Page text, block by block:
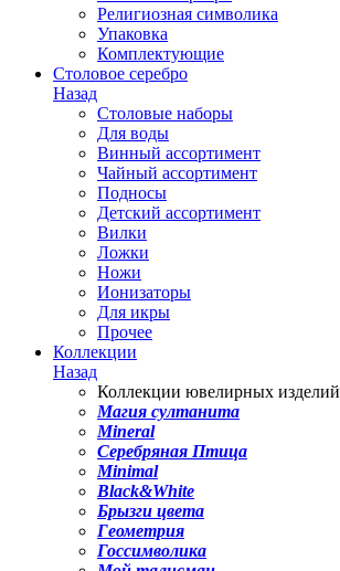
Религиозная символика
Упаковка
Комплектующие
Столовое серебро
Назад
Столовые наборы
Для воды
Винный ассортимент
Чайный ассортимент
Подносы
Детский ассортимент
Вилки
Ложки
Ножи
Ионизаторы
Для икры
Прочее
Коллекции
Назад
Коллекции ювелирных изделий
Магия султанита
Mineral
Серебряная Птица
Minimal
Black&White
Брызги цвета
Геометрия
Госсимволика